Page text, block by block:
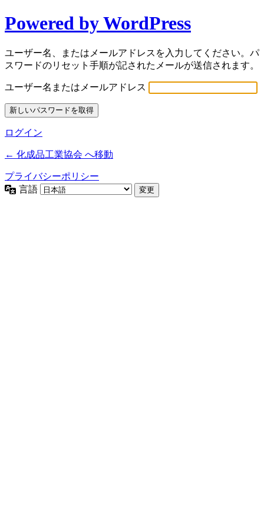
Powered by WordPress
ユーザー名、またはメールアドレスを入力してください。パ
スワードのリセット手順が記されたメールが送信されます。
ユーザー名またはメールアドレス
ログイン
← 化成品工業協会 へ移動
プライバシーポリシー
言語